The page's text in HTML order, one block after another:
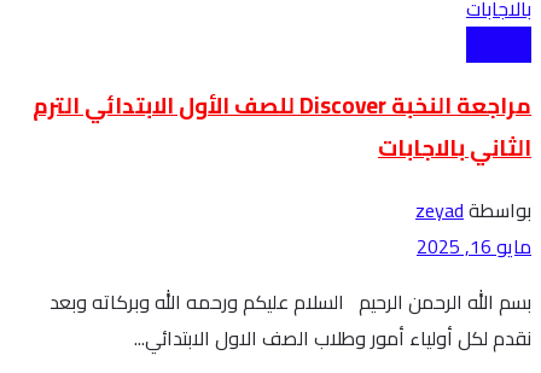
مراجعة النخبة Discover للصف الأول الابتدائي الترم
الثاني بالاجابات
بواسطة zeyad
مايو 16, 2025
بسم الله الرحمن الرحيم السلام عليكم ورحمه الله وبركاته وبعد
نقدم لكل أولياء أمور وطلاب الصف الاول الابتدائي...